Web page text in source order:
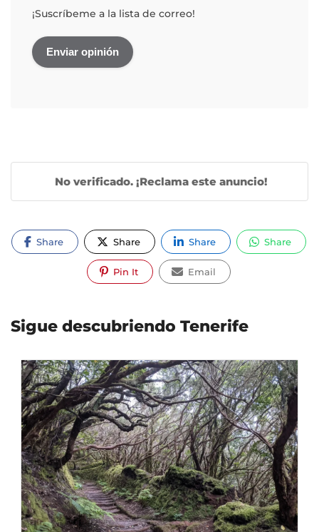
¡Suscríbeme a la lista de correo!
No verificado. ¡Reclama este anuncio!
Share Share Share Share
Pin It Email
Sigue descubriendo Tenerife